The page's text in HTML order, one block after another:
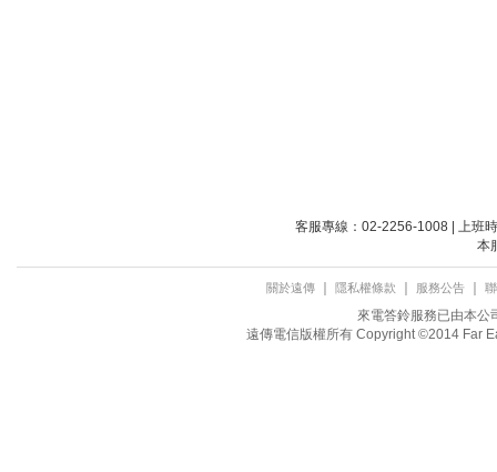
客服專線：02-2256-1008 | 上班
本
關於遠傳｜ 隱私權條款 服務公告｜
來電答鈴服務已由本公
遠傳電信版權所有 Copyright ©2014 Far